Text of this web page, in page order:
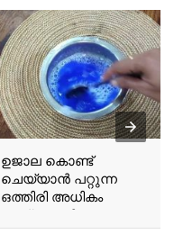
ഉജാല കൊണ്ട്
ചെയ്യാൻ പറ്റുന്ന
ഒത്തിരി അധികം
കാര്യങ്ങൾ Many
things you can do with